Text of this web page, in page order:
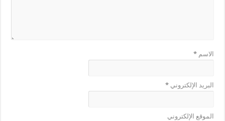
الاسم*
البريد الإلكتروني*
الموقع الإلكتروني